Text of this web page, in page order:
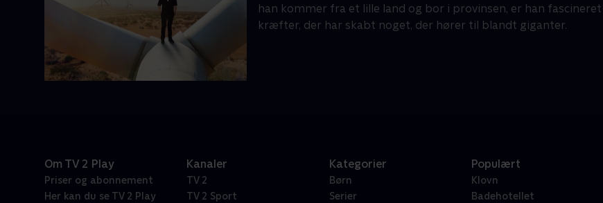
han kommer fra et lille land og bor i provinsen, er han
kræfter, der har skabt noget, der hører til blandt giganter.
Om TV 2 Play
Priser og abonnement
Her kan du se TV 2 Play
Kanaler
TV 2
TV 2 Sport
Kategorier
Børn
Serier
Populært
Klovn
Badehotellet